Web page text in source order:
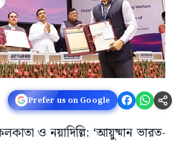
Prefer us on Google
ও নয়াদিল্লি: ‘আয়ুষ্মান ভারত-